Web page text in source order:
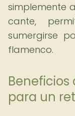
simplemente
cante,
sumergirse
flamenco.
para un